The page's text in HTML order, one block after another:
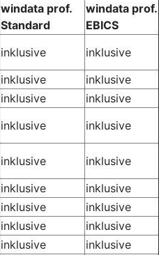
windata prof.
Standard
windata prof.
EBICS
inklusive
inklusive
inklusive
inklusive
inklusive
inklusive
inklusive
inklusive
inklusive
inklusive
inklusive
inklusive
inklusive
inklusive
inklusive
inklusive
inklusive
inklusive